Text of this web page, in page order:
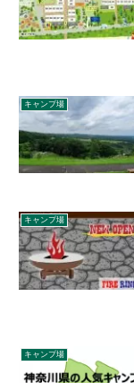
キャンプ場
キャンプ場
キャンプ場